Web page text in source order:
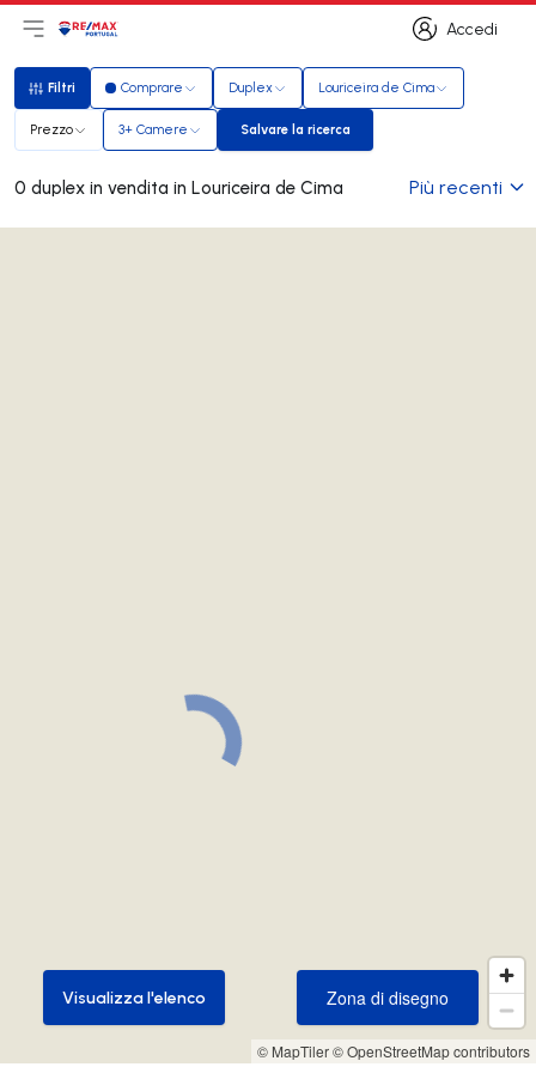
Accedi
Accedi
Apri il menu principale
LogoVai alla homepage
Filtri
Filtri Comprare Duplex Louriceira de Cima
Prezzo 3+ Camere Salvare la ricerca
Salvare la ricerca
0 duplex in vendita in Louriceira de Cima Più recenti
© MapTiler© OpenStreetMap contributors
Zona di disegno
Zona di disegno
Visualizza l'elenco
Visualizza l'elenco